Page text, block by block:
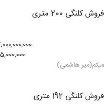
فروش کلنگی 200 متری
میثم(میر هاشمی)
فروش کلنگی 192 متری